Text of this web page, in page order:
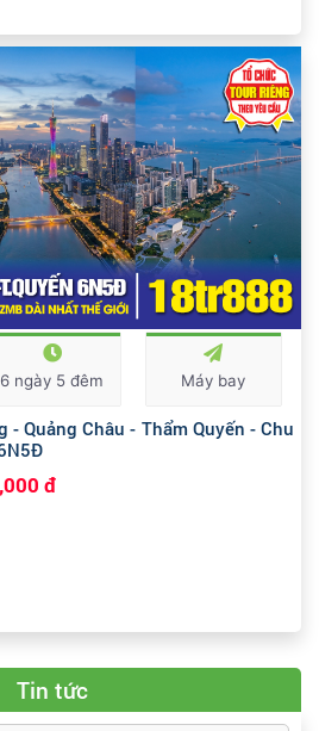
6 ngày 5 đêm Máy bay
Quảng Châu - Thẩm Quyến - Chu
đ
Tin tức